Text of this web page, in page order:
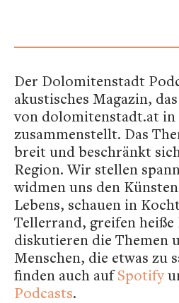
Der Dolomitenstadt
akustisches Magazin,
von dolomitenstadt.at in
zusammenstellt. Das
breit und beschränkt
Region. Wir stellen
widmen uns den
Lebens, schauen in
Tellerrand, greifen heiße
diskutieren die Themen
Menschen, die etwas zu
finden auch aufSpotify
Podcasts.